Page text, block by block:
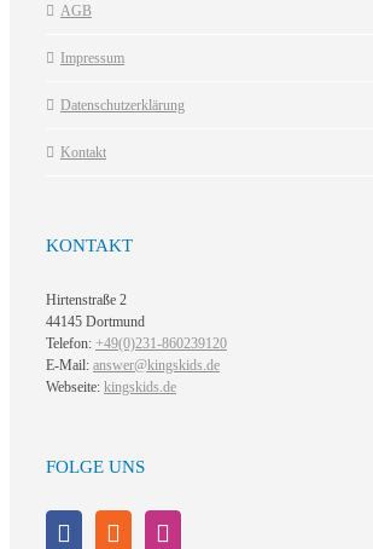
AGB
Impressum
Datenschutzerklärung
Kontakt
KONTAKT
Hirtenstraße 2
44145 Dortmund
Telefon: +49(0)231-860239120
E-Mail: answer@kingskids.de
Webseite: kingskids.de
FOLGE UNS